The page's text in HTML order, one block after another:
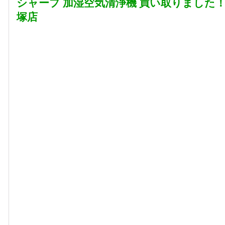
シャープ 加湿空気清浄機 買い取りました
塚店